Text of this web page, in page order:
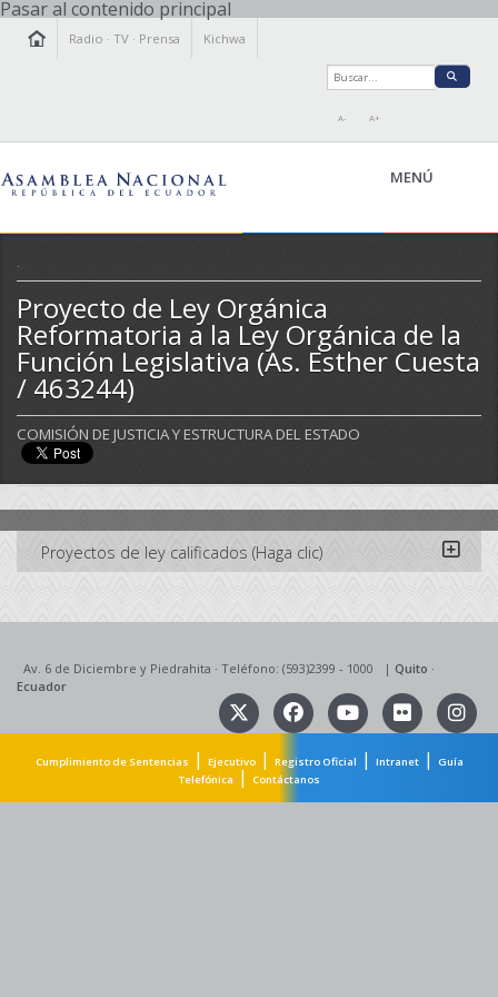
Pasar al contenido principal
Radio ·TV · Prensa Kichwa
A- A+
MENÚ
LA ASAMBLEA
LEGISLAMOS
FISCALIZAMOS
TRANSPARENCIA
PRENSA
PARTICIPACIÓN
RELACIONES INTERNACIONALES
.
Proyecto de Ley Orgánica
Reformatoria a la Ley Orgánica de la
Función Legislativa (As. Esther Cuesta
/ 463244)
COMISIÓN DE JUSTICIA Y ESTRUCTURA DEL ESTADO
Proyectos de ley calificados (Haga clic)
Av. 6 de Diciembre y Piedrahita · Teléfono: (593)2399 - 1000 | Quito ·
Ecuador
Cumplimiento de Sentencias | Ejecutivo| Registro Oficial | Intranet|
Guía
Telefónica
| Contáctanos